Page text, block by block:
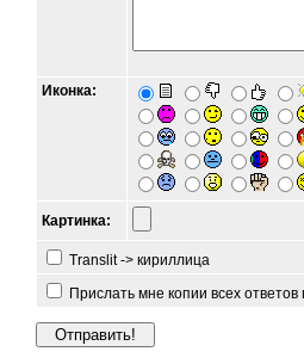
Иконка:
Картинка:
Translit -> кириллица
Прислать мне копии всех